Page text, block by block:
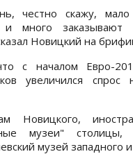
честно скажу,
и много
Новицкий на
с началом Евро-
увеличился
Новицкого,
музеи"
музей западного